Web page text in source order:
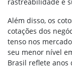
Além disso, os
cotações dos
tenso nos
seu menor nível
Brasil reflete anos